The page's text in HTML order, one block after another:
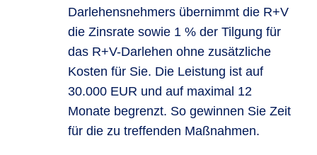
Darlehensnehmers übernimmt die R+V
die Zinsrate sowie 1 % der Tilgung für
das R+V-Darlehen ohne zusätzliche
Kosten für Sie. Die Leistung ist auf
30.000 EUR und auf maximal 12
Monate begrenzt. So gewinnen Sie Zeit
für die zu treffenden Maßnahmen.